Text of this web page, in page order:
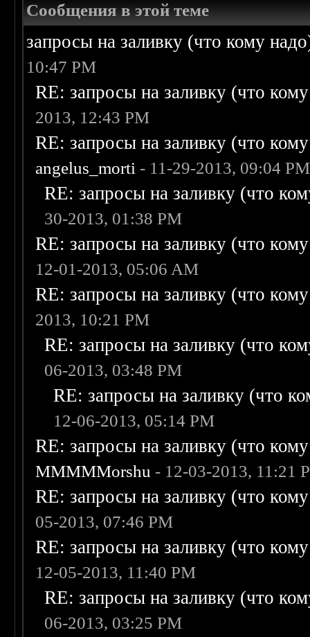
Сообщения в этой теме
запросы на заливку (что кому
10:47 PM
RE: запросы на заливку (что
2013, 12:43 PM
RE: запросы на заливку (что
angelus_morti - 11-29-2013, 09:04 PM
RE: запросы на заливку (что
30-2013, 01:38 PM
RE: запросы на заливку (что
12-01-2013, 05:06 AM
RE: запросы на заливку (что
2013, 10:21 PM
RE: запросы на заливку (что
06-2013, 03:48 PM
RE: запросы на заливку (что
12-06-2013, 05:14 PM
RE: запросы на заливку (что
MMMMMorshu - 12-03-2013, 11:21
RE: запросы на заливку (что
05-2013, 07:46 PM
RE: запросы на заливку (что
12-05-2013, 11:40 PM
RE: запросы на заливку (что
06-2013, 03:25 PM